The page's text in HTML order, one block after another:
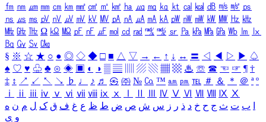
㎙ ㎚ ㎛ ㎜ ㎝ ㎞ ㎟ ㎠ ㎡ ㎢ ㏊ ㎍ ㎎ ㎏ ㏏ ㎈ ㎉ ㏈ ㎧ ㎨ ㎰
㎱ ㎲ ㎳ ㎴ ㎵ ㎶ ㎷ ㎸ ㎹ ㎀ ㎁ ㎂ ㎃ ㎄ ㎺ ㎻ ㎽ ㎾ ㎿ ㎐ ㎑
㎒ ㎓ ㎔ Ω ㏀ ㏁ ㎊ ㎋ ㎌ ㏖ ㏅ ㎭ ㎮ ㎯ ㏛ ㎩ ㎪ ㎫ ㎬ ㏝ ㏐
㏓
㏃ ㏉ ㏜ ㏆
§ ※ ☆ ★ ○ ● ◎ ◇ ◆ □ ■ △ ▽ → ← ↑ ↓ ↔ 〓 ◁ ◀ ▷ ▶ ♤
♠ ♡ ♥ ♧ ♣ ⊙ ◈ ▣ ◐ ◑ ▒ ▤ ▨ ▧ ▦ ▩ ♨ ☏ ☎ ☜ ☞ ¶ †
‡ ↕ ↗ ↙ ↖ ↘ ♭ ♩ ♪ ♬ ㉿ ㈜ № ㏇ ™ ㏂ ㏘ ℡ ＃ ＆ ＊ ＠ ª º
ⅰ
ⅱ ⅲ ⅳ ⅴ ⅵ ⅶ ⅷ ⅸ ⅹ Ⅳ Ⅴ Ⅵ Ⅶ Ⅷ Ⅸ Ⅹ
ب ت ث ج ح خ د ذ ر ز س ش ص ض ط ظ ع غ ف ق ک ل م ن ه
و ی